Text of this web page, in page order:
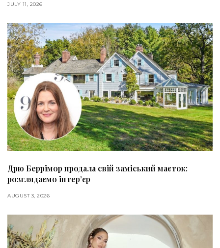
JULY 11, 2026
Дрю Беррімор продала свій заміський маєток:
розглядаємо інтер’єр
AUGUST 3, 2026